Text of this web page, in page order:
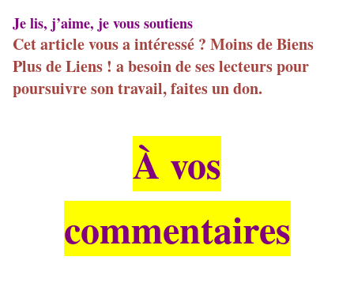
Je lis, j’aime, je vous soutiens
Cet article vous a intéressé ? Moins de Biens
Plus de Liens ! a besoin de ses lecteurs pour
poursuivre son travail, faites un don.
À vos
commentaires